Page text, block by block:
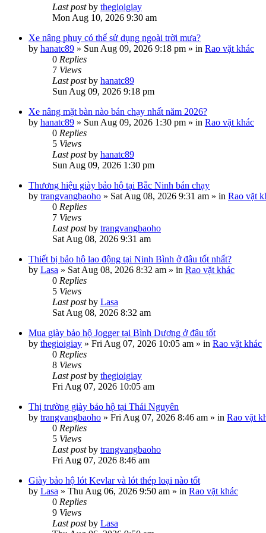
Last postby thegioigiay
Mon Aug 10, 2026 9:30 am
Xe nâng phuy có thể sử dụng ngoài trời mưa?
by hanatc89 » Sun Aug 09, 2026 9:18 pm » in Rao vặt khác
0 Replies
7 Views
Last postby hanatc89
Sun Aug 09, 2026 9:18 pm
Xe nâng mặt bàn nào bán chạy nhất năm 2026?
by hanatc89 » Sun Aug 09, 2026 1:30 pm » in Rao vặt khác
0 Replies
5 Views
Last postby hanatc89
Sun Aug 09, 2026 1:30 pm
Thương hiệu giày bảo hộ tại Bắc Ninh bán chạy
by trangvangbaoho » Sat Aug 08, 2026 9:31 am » in Rao vặt
0 Replies
7 Views
Last postby trangvangbaoho
Sat Aug 08, 2026 9:31 am
Thiết bị bảo hộ lao động tại Ninh Bình ở đâu tốt nhất?
by Lasa » Sat Aug 08, 2026 8:32 am » in Rao vặt khác
0 Replies
5 Views
Last postby Lasa
Sat Aug 08, 2026 8:32 am
Mua giày bảo hộ Jogger tại Bình Dương ở đâu tốt
by thegioigiay » Fri Aug 07, 2026 10:05 am » in Rao vặt khác
0 Replies
8 Views
Last postby thegioigiay
Fri Aug 07, 2026 10:05 am
Thị trường giày bảo hộ tại Thái Nguyên
by trangvangbaoho » Fri Aug 07, 2026 8:46 am » in Rao vặt
0 Replies
5 Views
Last postby trangvangbaoho
Fri Aug 07, 2026 8:46 am
Giày bảo hộ lót Kevlar và lót thép loại nào tốt
by Lasa » Thu Aug 06, 2026 9:50 am » in Rao vặt khác
0 Replies
9 Views
Last postby Lasa